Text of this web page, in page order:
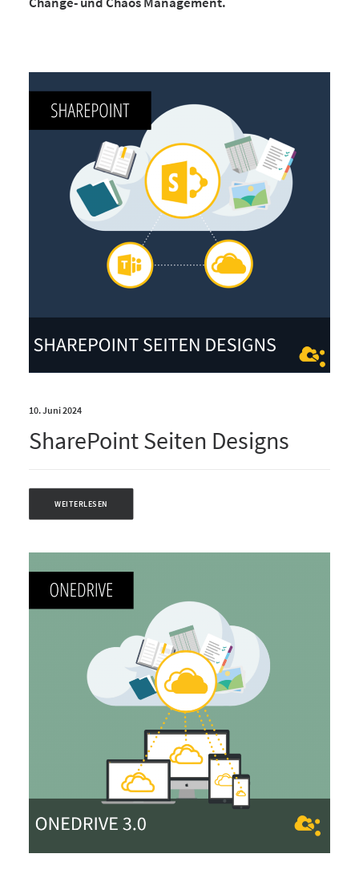
10. Juni 2024
SharePoint Seiten Designs
WEITERLESEN